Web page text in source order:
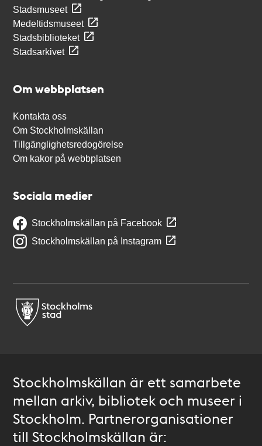
Stadsmuseet
Medeltidsmuseet
Stadsbiblioteket
Stadsarkivet
Om webbplatsen
Kontakta oss
Om Stockholmskällan
Tillgänglighetsredogörelse
Om kakor på webbplatsen
Sociala medier
Stockholmskällan på Facebook
Stockholmskällan på Instagram
Stockholmskällan är ett samarbete
mellan arkiv, bibliotek och museer i
Stockholm. Partnerorganisationer
till Stockholmskällan är: